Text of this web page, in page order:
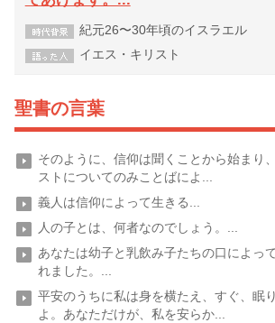
紀元26〜30年頃のイスラエル
イエス・キリスト
聖書の言葉
そのように、信仰は聞くことから始まり
ストについてのみことばによ...
義人は信仰によって生きる...
人の子とは、何者なのでしょう。...
あなたは幼子と乳飲み子たちの口によっ
れました。...
平安のうちに私は身を横たえ、すぐ、眠
よ。あなただけが、私を安らか...